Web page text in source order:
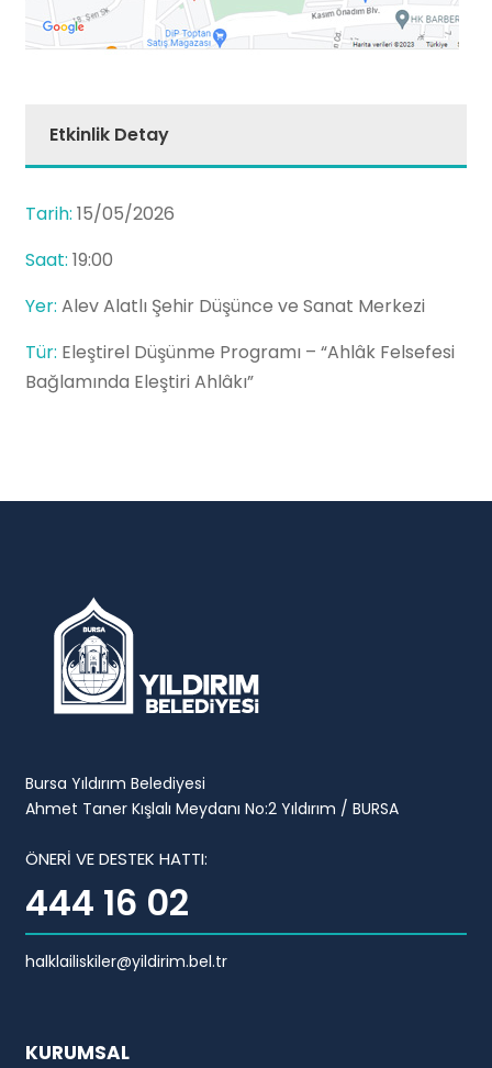
Etkinlik Detay
Tarih: 15/05/2026
Saat: 19:00
Yer: Alev Alatlı Şehir Düşünce ve Sanat Merkezi
Tür: Eleştirel Düşünme Programı – “Ahlâk Felsefesi
Bağlamında Eleştiri Ahlâkı”
Bursa Yıldırım Belediyesi
Ahmet Taner Kışlalı Meydanı No:2 Yıldırım / BURSA
ÖNERİ VE DESTEK HATTI:
444 16 02
halklailiskiler@yildirim.bel.tr
KURUMSAL